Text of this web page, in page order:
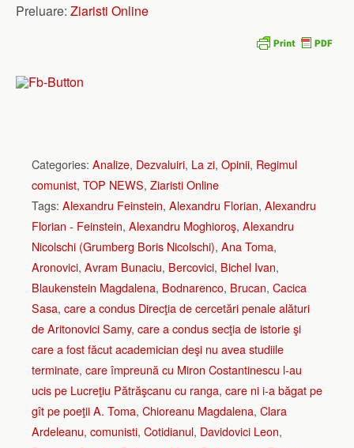
Preluare: Ziaristi Online
Categories: Analize, Dezvaluiri, La zi, Opinii, Regimul
comunist, TOP NEWS, Ziaristi Online
Tags: Alexandru Feinstein, Alexandru Florian, Alexandru
Florian - Feinstein, Alexandru Moghioroş, Alexandru
Nicolschi (Grumberg Boris Nicolschi), Ana Toma,
Aronovici, Avram Bunaciu, Bercovici, Bichel Ivan,
Blaukenstein Magdalena, Bodnarenco, Brucan, Cacica
Sasa, care a condus Direcţia de cercetări penale alături
de Aritonovici Samy, care a condus secţia de istorie şi
care a fost făcut academician deşi nu avea studiile
terminate, care împreună cu Miron Costantinescu l-au
ucis pe Lucreţiu Pătrăşcanu cu ranga, care ni i-a băgat pe
gît pe poeţii A. Toma, Chioreanu Magdalena, Clara
Ardeleanu, comunisti, Cotidianul, Davidovici Leon,